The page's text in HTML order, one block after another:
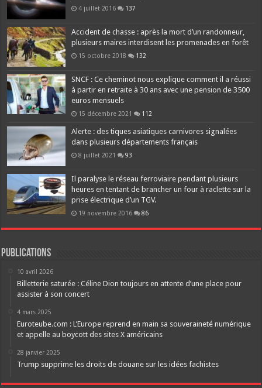
4 juillet 2016 137
Accident de chasse : après la mort d’un randonneur,
plusieurs maires interdisent les promenades en forêt
15 octobre 2018 132
SNCF : Ce cheminot nous explique comment il a réussi
à partir en retraite à 30 ans avec une pension de 3500
euros mensuels
15 décembre 2021 112
Alerte : des tiques asiatiques carnivores signalées
dans plusieurs départements français
8 juillet 2021 93
Il paralyse le réseau ferroviaire pendant plusieurs
heures en tentant de brancher un four à raclette sur la
prise électrique d’un TGV.
19 novembre 2016 86
Publications
10 avril 2026
Billetterie saturée : Céline Dion toujours en attente d’une place pour
assister à son concert
4 mars 2025
Euroteube.com : L’Europe reprend en main sa souveraineté numérique
et appelle au boycott des sites X américains
28 janvier 2025
Trump supprime les droits de douane sur les idées fachistes